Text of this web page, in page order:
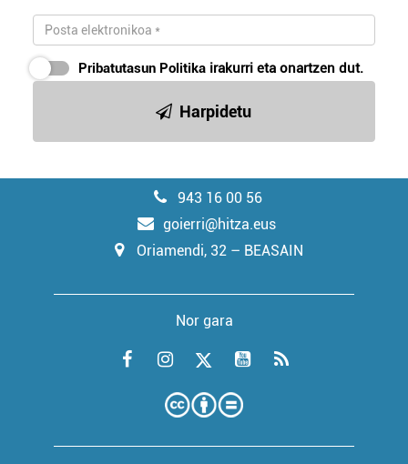
Pribatutasun Politika irakurri eta onartzen dut.
Harpidetu
943 16 00 56
goierri@hitza.eus
Oriamendi, 32 – BEASAIN
Nor gara